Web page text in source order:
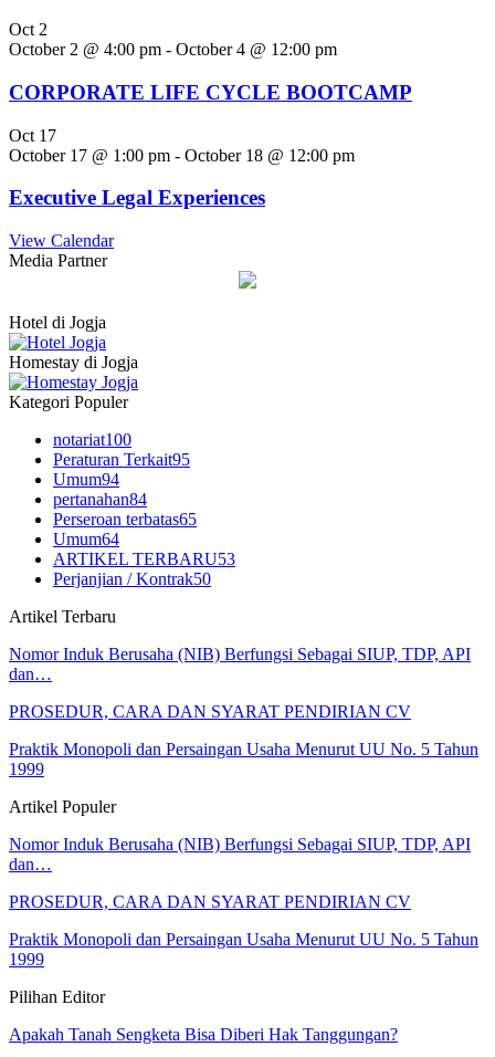
Oct 2
October 2 @ 4:00 pm - October 4 @ 12:00 pm
CORPORATE LIFE CYCLE BOOTCAMP
Oct 17
October 17 @ 1:00 pm - October 18 @ 12:00 pm
Executive Legal Experiences
View Calendar
Media Partner
Hotel di Jogja
Homestay di Jogja
Kategori Populer
notariat100
Peraturan Terkait95
Umum94
pertanahan84
Perseroan terbatas65
Umum64
ARTIKEL TERBARU53
Perjanjian / Kontrak50
Artikel Terbaru
Nomor Induk Berusaha (NIB) Berfungsi Sebagai SIUP, TDP, API
dan…
PROSEDUR, CARA DAN SYARAT PENDIRIAN CV
Praktik Monopoli dan Persaingan Usaha Menurut UU No. 5 Tahun
1999
Artikel Populer
Nomor Induk Berusaha (NIB) Berfungsi Sebagai SIUP, TDP, API
dan…
PROSEDUR, CARA DAN SYARAT PENDIRIAN CV
Praktik Monopoli dan Persaingan Usaha Menurut UU No. 5 Tahun
1999
Pilihan Editor
Apakah Tanah Sengketa Bisa Diberi Hak Tanggungan?